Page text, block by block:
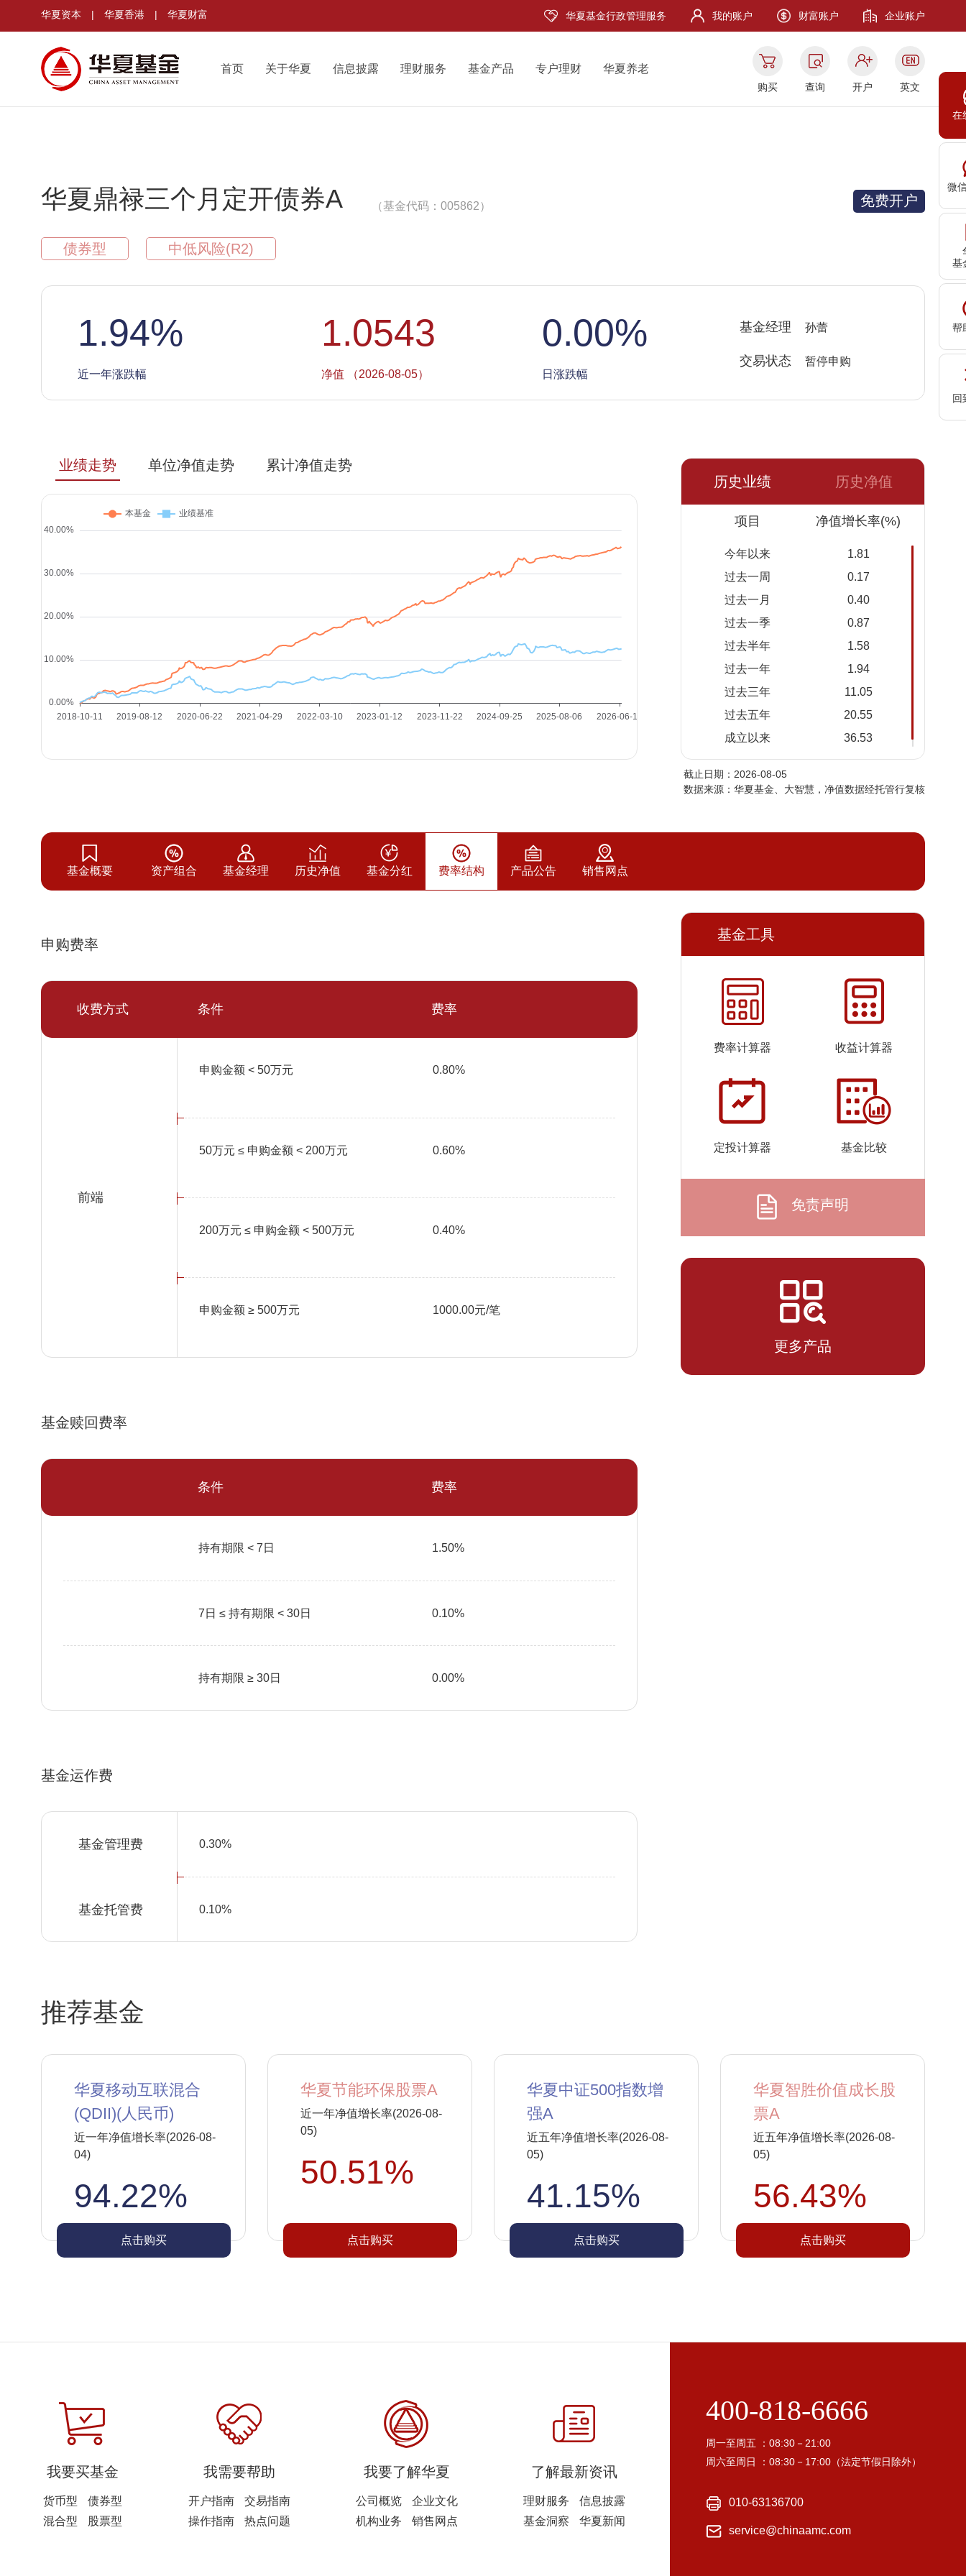
在
微
基
帮
回
华夏资本 | 华夏香港 | 华夏财富 华夏基金行政管理服务 我的账户 财富账户 企业账户
首页 关于华夏 信息披露 理财服务 基金产品 专户理财 华夏养老
购买 查询 开户 英文
华夏鼎禄三个月定开债券A （基金代码：005862）
债券型 中低风险(R2)
免费开户
1.94%
近一年涨跌幅
1.0543
净值 （2026-08-05）
0.00%
日涨跌幅
基金经理 孙蕾
交易状态 暂停申购
业绩走势 单位净值走势
累计净值走势
历史业绩
历史净值
项目 净值增长率(%)
今年以来
1.81
过去一周
0.17
过去一月
0.40
过去一季
0.87
过去半年
1.58
过去一年
1.94
过去三年
11.05
过去五年
20.55
成立以来
36.53
净值
累计净
2026-
1.0543
08-04
2026-
08-03
1.0539
2026-
07-31
1.0539
2026-
1.0534
2026-
07-29
1.0525 1.3210
07-28
07-24
2026-
1.0526
2026-
07-22
1.0528
2026-
1.0514
2026-
1.0513
1.0515
07-16
2026-
1.0513 1.3198
07-14
1.0512
2026-
1.0510 1.3195
1.3200
截止日期：2026-08-05
数据来源：华夏基金、大智慧，净值数据经托管行复核
基金概要 资产组合 基金经理 历史净值 基金分红 费率结构 产品公告 销售网点
申购费率
收费方式 条件 费率
前端
申购金额 < 50万元 0.80%
50万元 ≤ 申购金额 < 200万元 0.60%
200万元 ≤ 申购金额 < 500万元 0.40%
申购金额 ≥ 500万元 1000.00元/笔
基金赎回费率
条件 费率
持有期限 < 7日 1.50%
7日 ≤ 持有期限 < 30日 0.10%
持有期限 ≥ 30日 0.00%
基金运作费
基金管理费 0.30%
基金托管费 0.10%
基金工具
费率计算器 收益计算器
定投计算器 基金比较
免责声明
更多产品
推荐基金
华夏移动互联混合
(QDII)(人民币)
近一年净值增长率(2026-08-
04)
94.22%
点击购买
华夏节能环保股票A
近一年净值增长率(2026-08-
05)
50.51%
点击购买
华夏中证500指数增
强A
近五年净值增长率(2026-08-
05)
41.15%
点击购买
华夏智胜价值成长股
票A
近五年净值增长率(2026-08-
05)
56.43%
点击购买
我要买基金
货币型
债券型
混合型
股票型
我需要帮助
开户指南
交易指南
操作指南
热点问题
我要了解华夏
公司概览
企业文化
机构业务
销售网点
了解最新资讯
理财服务
信息披露
基金洞察
华夏新闻
400-818-6666
周一至周五 ：08:30－21:00
周六至周日 ：08:30－17:00（法定节假日除外）
010-63136700
service@chinaamc.com